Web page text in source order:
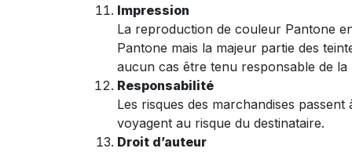
Impression
La reproduction de couleur Pantone
Pantone mais la majeur partie des
aucun cas être tenu responsable de
Responsabilité
Les risques des marchandises
voyagent au risque du destinataire.
Droit d’auteur